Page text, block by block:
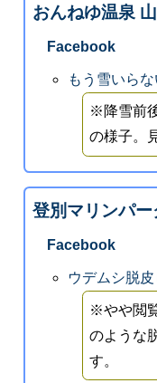
おんねゆ温泉
Facebook
もう雪いらな
※降雪前
の様子。
登別マリンパー
Facebook
ウデムシ脱皮
※やや閲
のような
す。